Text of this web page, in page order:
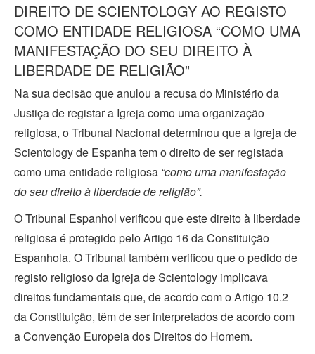
DIREITO DE SCIENTOLOGY AO REGISTO
COMO ENTIDADE RELIGIOSA “COMO UMA
MANIFESTAÇÃO DO SEU DIREITO À
LIBERDADE DE RELIGIÃO”
Na sua decisão que anulou a recusa do Ministério da
Justiça de registar a Igreja como uma organização
religiosa, o Tribunal Nacional determinou que a Igreja de
Scientology de Espanha tem o direito de ser registada
como uma entidade religiosa “como uma manifestação
do seu direito à liberdade de religião”.
O Tribunal Espanhol verificou que este direito à liberdade
religiosa é protegido pelo Artigo 16 da Constituição
Espanhola. O Tribunal também verificou que o pedido de
registo religioso da Igreja de Scientology implicava
direitos fundamentais que, de acordo com o Artigo 10.2
da Constituição, têm de ser interpretados de acordo com
a Convenção Europeia dos Direitos do Homem.